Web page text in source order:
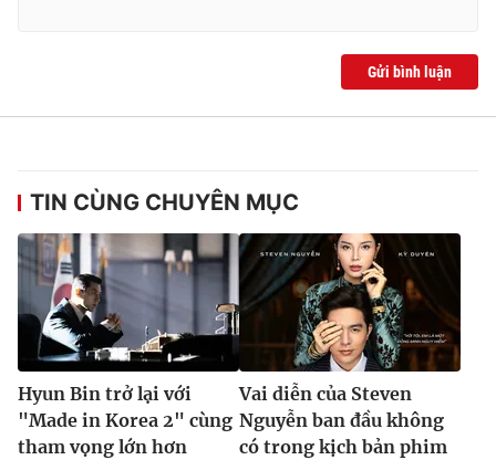
Gửi bình luận
TIN CÙNG CHUYÊN MỤC
Hyun Bin trở lại với
"Made in Korea 2" cùng
tham vọng lớn hơn
Vai diễn của Steven
Nguyễn ban đầu không
có trong kịch bản phim